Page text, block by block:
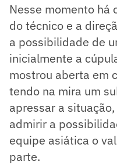
Nesse momento há
do técnico e a
a possibilidade de
inicialmente a
mostrou aberta em
tendo na mira um
apressar a
admirir a
equipe asiática o
parte.